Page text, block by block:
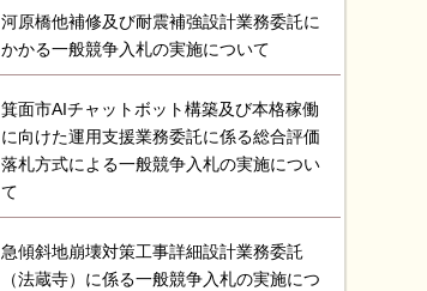
河原橋他補修及び耐震補強設計業務委託に
かかる一般競争入札の実施について
箕面市AIチャットボット構築及び本格稼働
に向けた運用支援業務委託に係る総合評価
落札方式による一般競争入札の実施につい
て
急傾斜地崩壊対策工事詳細設計業務委託
（法蔵寺）に係る一般競争入札の実施につ